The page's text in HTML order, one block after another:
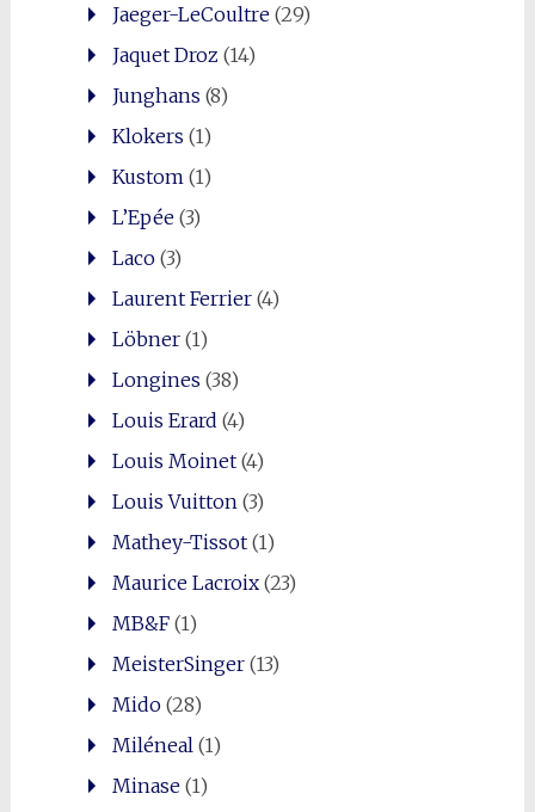
Jaeger-LeCoultre(29)
Jaquet Droz (14)
Junghans (8)
Klokers (1)
Kustom (1)
L’Epée(3)
Laco(3)
Laurent Ferrier(4)
Löbner(1)
Longines (38)
Louis Erard (4)
Louis Moinet(4)
Louis Vuitton (3)
Mathey-Tissot(1)
Maurice Lacroix(23)
MB&F(1)
MeisterSinger(13)
Mido(28)
Miléneal (1)
Minase(1)